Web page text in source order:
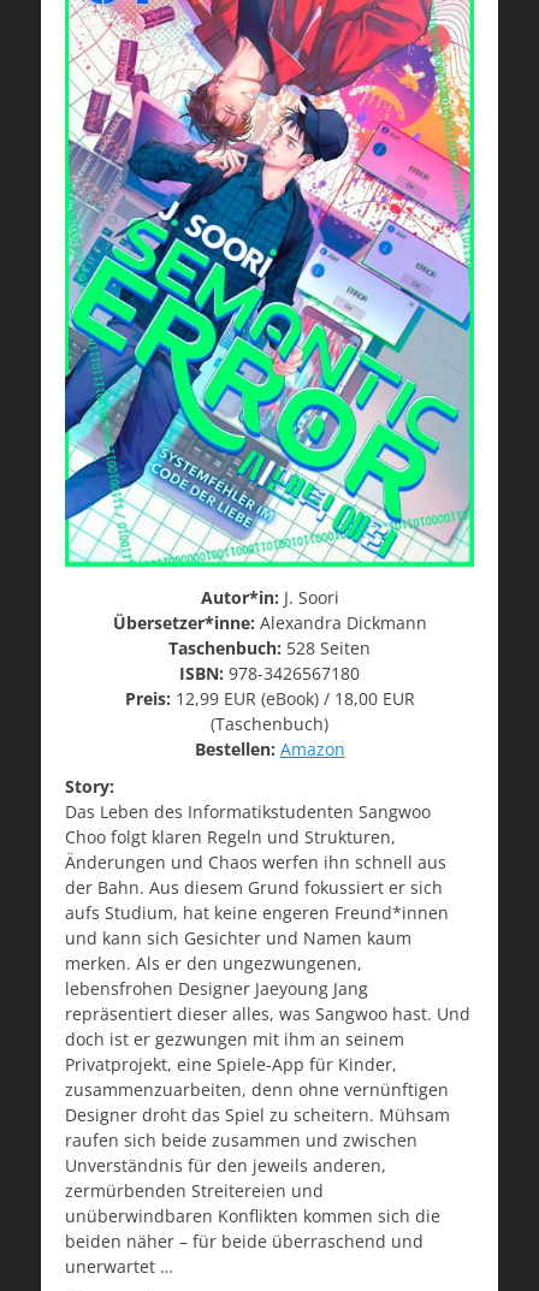
Autor*in: J. Soori
Übersetzer*inne: Alexandra Dickmann
Taschenbuch: 528 Seiten
ISBN: 978-3426567180
Preis: 12,99 EUR (eBook) / 18,00 EUR
(Taschenbuch)
Bestellen: Amazon
Story:
Das Leben des Informatikstudenten Sangwoo
Choo folgt klaren Regeln und Strukturen,
Änderungen und Chaos werfen ihn schnell aus
der Bahn. Aus diesem Grund fokussiert er sich
aufs Studium, hat keine engeren Freund*innen
und kann sich Gesichter und Namen kaum
merken. Als er den ungezwungenen,
lebensfrohen Designer Jaeyoung Jang
repräsentiert dieser alles, was Sangwoo hast. Und
doch ist er gezwungen mit ihm an seinem
Privatprojekt, eine Spiele-App für Kinder,
zusammenzuarbeiten, denn ohne vernünftigen
Designer droht das Spiel zu scheitern. Mühsam
raufen sich beide zusammen und zwischen
Unverständnis für den jeweils anderen,
zermürbenden Streitereien und
unüberwindbaren Konflikten kommen sich die
beiden näher – für beide überraschend und
unerwartet …